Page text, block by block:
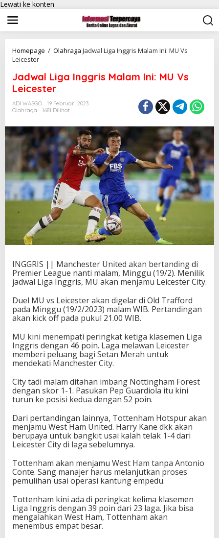
Lewati ke konten
Homepage / Olahraga Jadwal Liga Inggris Malam Ini: MU Vs
Leicester
Jadwal Liga Inggris Malam Ini: MU Vs
Leicester
ADI WASGO
19 Februari 2023
Olahraga
1681 Dilihat
INGGRIS || Manchester United akan bertanding di
Premier League nanti malam, Minggu (19/2). Menilik
jadwal Liga Inggris, MU akan menjamu Leicester City.
Duel MU vs Leicester akan digelar di Old Trafford
pada Minggu (19/2/2023) malam WIB. Pertandingan
akan kick off pada pukul 21.00 WIB.
MU kini menempati peringkat ketiga klasemen Liga
Inggris dengan 46 poin. Laga melawan Leicester
memberi peluang bagi Setan Merah untuk
mendekati Manchester City.
City tadi malam ditahan imbang Nottingham Forest
dengan skor 1-1. Pasukan Pep Guardiola itu kini
turun ke posisi kedua dengan 52 poin.
Dari pertandingan lainnya, Tottenham Hotspur akan
menjamu West Ham United. Harry Kane dkk akan
berupaya untuk bangkit usai kalah telak 1-4 dari
Leicester City di laga sebelumnya.
Tottenham akan menjamu West Ham tanpa Antonio
Conte. Sang manajer harus melanjutkan proses
pemulihan usai operasi kantung empedu.
Tottenham kini ada di peringkat kelima klasemen
Liga Inggris dengan 39 poin dari 23 laga. Jika bisa
mengalahkan West Ham, Tottenham akan
menembus empat besar.